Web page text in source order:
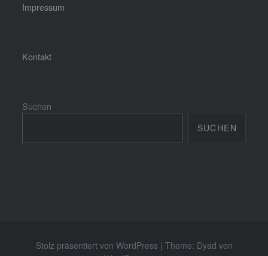
Impressum
Kontakt
Suchen
SUCHEN
Stolz präsentiert von WordPress | Theme: Dyad von